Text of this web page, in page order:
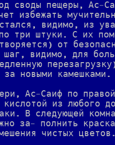
своды пещеры, Ас-
избежать
видимо, из
три штуки. С их
от
шаг, видимо, для
за новыми камешками.
Ас-Саиф по
кислотой из любого
В следующей
за- полнить
чистых